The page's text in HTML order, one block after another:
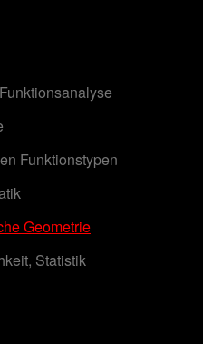
Funktionstypen
Geometrie
Statistik